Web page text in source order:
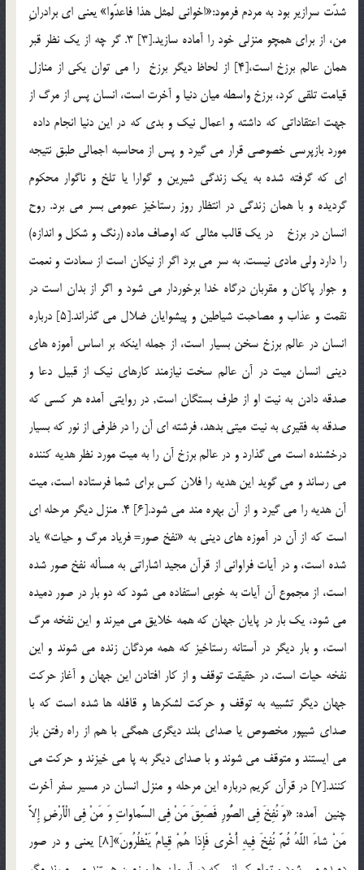
شدّت سرازير بود به مردم فرمود:«اخواني لمثل هذا فاعدّوا» يعني اي برادرانِ
من، از براي همچو منزلي خود را آماده سازيد.[3] 3. گر چه از يك نظر قبر
همان عالم برزخ است،[4] از لحاظ ديگر برزخ را مي توان يكي از منازل
قيامت تلقي كرد، برزخ واسطه ميان دنيا و آخرت است، انسان پس از مرگ از
جهت اعتقاداتي كه داشته و اعمال نيك و بدي كه در اين دنيا انجام داده
مورد بازپرسي خصوصي قرار مي گيرد و پس از محاسبه اجمالي طبق نتيجه
اي كه گرفته شده به يك زندگي شيرين و گوارا يا تلخ و ناگوار محكوم
گرديده و با همان زندگي در انتظار روز رستاخيز عمومي بسر مي برد. روح
انسان در برزخ در يک قالب مثالي که اوصاف ماده (رنگ و شکل و اندازه)
را دارد ولي مادي نيست. به سر مي برد اگر از نيكان است از سعادت و نعمت
و جوار پاكان و مقربان درگاه خدا برخوردار مي شود و اگر از بدان است در
نقمت و عذاب و مصاحبت شياطين و پيشوايان ضلال مي گذراند.[5] درباره
انسان در عالم برزخ سخن بسيار است، از جمله اينكه بر اساس آموزه هاي
ديني انسان ميت در آن عالم سخت نيازمند كارهاي نيك از قبيل دعا و
صدقه دادن به نيت او از طرف بستگان است, در روايتي آمده هر كسي كه
صدقه به فقيري به نيت ميتي بدهد، فرشته اي آن را در ظرفي از نور كه بسيار
درخشنده است مي گذارد و در عالم برزخ آن را به ميت مورد نظر هديه كننده
مي رساند و مي گويد اين هديه را فلان كس براي شما فرستاده است، ميت
آن هديه را مي گيرد و از آن بهره مند مي شود.[6] 4. منزل ديگر مرحله اي
است كه از آن در آموزه هاي ديني به «نفخ صور= فرياد مرگ و حيات» ياد
شده است، و در آيات فراواني از قرآن مجيد اشاراتي به مسأله نفخ صور شده
است، از مجموع آن آيات به خوبي استفاده مي شود كه دو بار در صور دميده
مي شود، يك بار در پايان جهان كه همه خلايق مي ميرند و اين نفخه مرگ
است، و بار ديگر در آستانه رستاخيز كه همه مردگان زنده مي شوند و اين
نفخه حيات است، در حقيقت توقف و از كار افتادن اين جهان و آغاز حركت
جهان ديگر تشبيه به توقف و حركت لشكرها و قافله ها شده است كه با
صداي شيپور مخصوص يا صداي بلند ديگري همگي با هم از راه رفتن باز
مي ايستند و متوقف مي شوند و با صداي ديگر به پا مي خيزند و حركت مي
كنند.[7] در قرآن كريم درباره اين مرحله و منزل انسان در مسير سفر آخرت
چنين آمده: «وَ نُفِخَ فِي الصُّورِ فَصَعِقَ مَنْ فِي السَّماواتِ وَ مَنْ فِي الْأَرْضِ إِلاَّ
مَنْ شاءَ اللَّهُ ثُمَّ نُفِخَ فِيهِ أُخْري فَإِذا هُمْ قِيامٌ يَنْظُرُونَ»[8] يعني و در صور